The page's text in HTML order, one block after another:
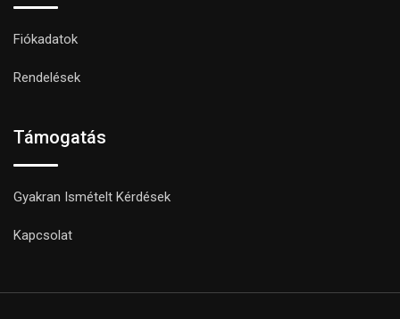
Fiókadatok
Rendelések
Támogatás
Gyakran Ismételt Kérdések
Kapcsolat